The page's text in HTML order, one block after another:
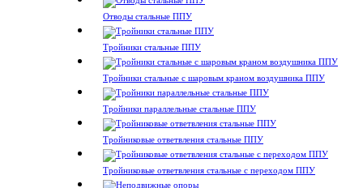
Отводы стальные ППУ
Тройники стальные ППУ
Тройники стальные с шаровым краном воздушника ППУ
Тройники параллельные стальные ППУ
Тройниковые ответвления стальные ППУ
Тройниковые ответвления стальные с переходом ППУ